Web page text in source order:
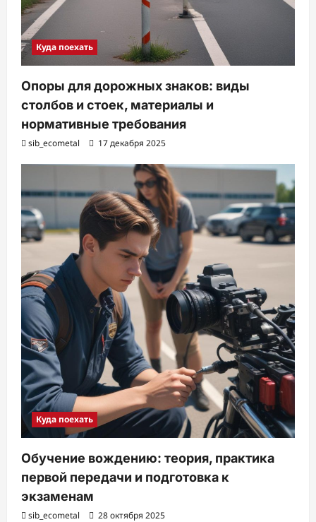
Куда поехать
Опоры для дорожных знаков: виды
столбов и стоек, материалы и
нормативные требования
sib_ecometal 17 декабря 2025
Куда поехать
Обучение вождению: теория, практика
первой передачи и подготовка к
экзаменам
sib_ecometal 28 октября 2025